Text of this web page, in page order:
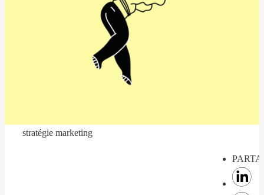
stratégie marketing